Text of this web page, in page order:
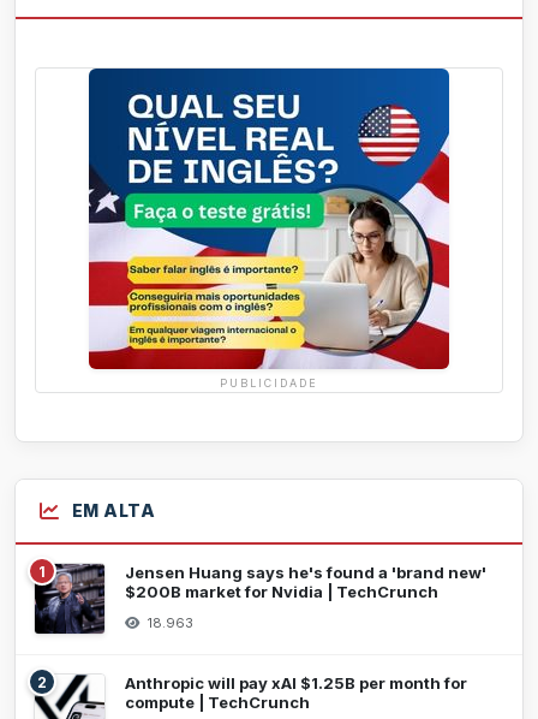
PUBLICIDADE
EM ALTA
1
Jensen Huang says he's found a 'brand new'
$200B market for Nvidia | TechCrunch
18.963
2
Anthropic will pay xAI $1.25B per month for
compute | TechCrunch